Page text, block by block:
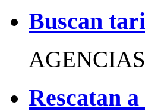
Buscan
Rescatan